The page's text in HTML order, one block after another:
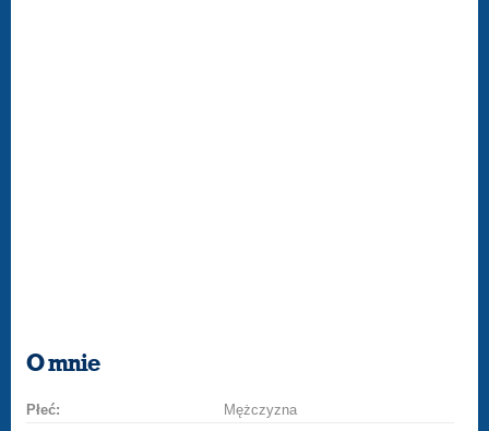
O mnie
Płeć:
Mężczyzna